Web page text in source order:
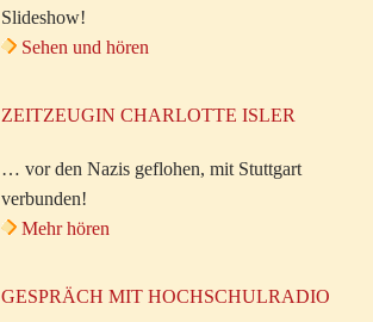
Slideshow!
Sehen und hören
ZEITZEUGIN CHARLOTTE ISLER
… vor den Nazis geflohen, mit Stuttgart
verbunden!
Mehr hören
GESPRÄCH MIT HOCHSCHULRADIO